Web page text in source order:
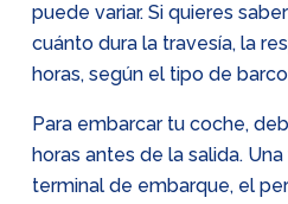
puede variar. Si quieres
cuánto dura la travesía, la
horas, según el tipo de
Para embarcar tu coche,
horas antes de la salida.
terminal de embarque, el